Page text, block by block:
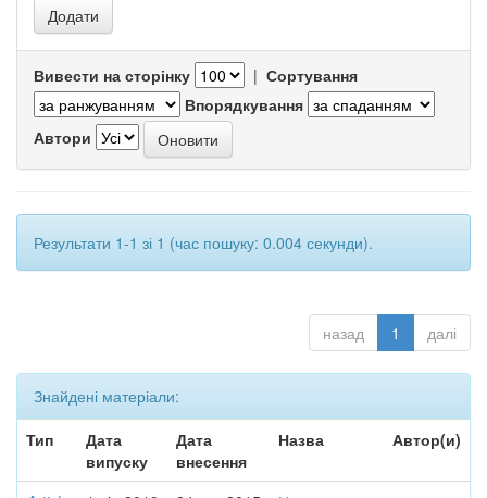
Вивести на сторінку | Сортування
Впорядкування
Автори
Результати 1-1 зі 1 (час пошуку: 0.004 секунди).
назад 1 далі
Знайдені матеріали:
Тип
Дата
випуску
Дата
внесення
Назва Автор(и)